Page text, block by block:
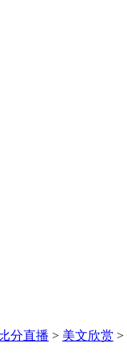
分直播 > 美文欣赏 >